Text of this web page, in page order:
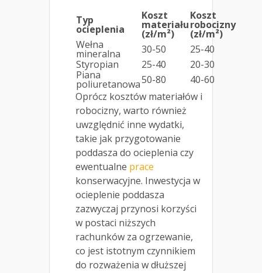
Typ
ocieplenia
Koszt
materiału
(zł/m²)
Koszt
robocizny
(zł/m²)
Wełna
mineralna 30-50
25-40
Styropian
25-40
20-30
Piana
poliuretanowa50-80
40-60
Oprócz kosztów materiałów i
robocizny, warto również
uwzględnić inne wydatki,
takie jak przygotowanie
poddasza do ocieplenia czy
ewentualne prace
konserwacyjne. Inwestycja w
ocieplenie poddasza
zazwyczaj przynosi korzyści
w postaci niższych
rachunków za ogrzewanie,
co jest istotnym czynnikiem
do rozważenia w dłuższej